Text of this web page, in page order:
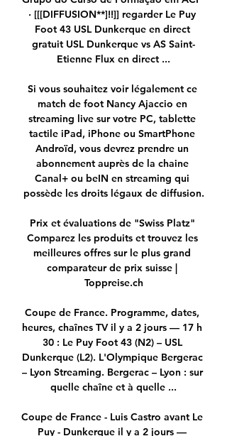
· [[[DIFFUSION**]!!]] regarder Le Puy
Foot 43 USL Dunkerque en direct
gratuit USL Dunkerque vs AS Saint-
Etienne Flux en direct ...
Si vous souhaitez voir légalement ce
match de foot Nancy Ajaccio en
streaming live sur votre PC, tablette
tactile iPad, iPhone ou SmartPhone
Androïd, vous devrez prendre un
abonnement auprès de la chaine
Canal+ ou beIN en streaming qui
possède les droits légaux de diffusion.
Prix et évaluations de "Swiss Platz"
Comparez les produits et trouvez les
meilleures offres sur le plus grand
comparateur de prix suisse |
Toppreise.ch
Coupe de France. Programme, dates,
heures, chaînes TV il y a 2 jours — 17 h
30 : Le Puy Foot 43 (N2) – USL
Dunkerque (L2). L'Olympique Bergerac
– Lyon Streaming. Bergerac – Lyon : sur
quelle chaîne et à quelle ...
Coupe de France - Luis Castro avant Le
Puy - Dunkerque il y a 2 jours —